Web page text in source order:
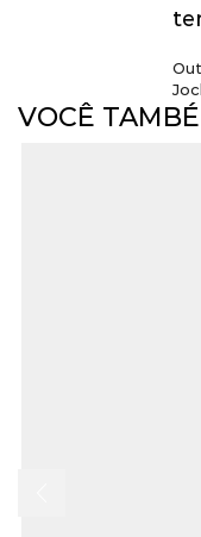
VOCÊ